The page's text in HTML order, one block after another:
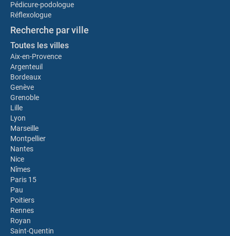
Pédicure-podologue
Réflexologue
Recherche par ville
Toutes les villes
Aix-en-Provence
Argenteuil
Bordeaux
Genève
Grenoble
Lille
Lyon
Marseille
Montpellier
Nantes
Nice
Nîmes
Paris 15
Pau
Poitiers
Rennes
Royan
Saint-Quentin